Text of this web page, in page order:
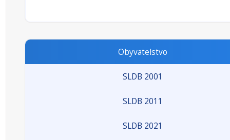
Obyvatelstvo
SLDB 2001
SLDB 2011
SLDB 2021